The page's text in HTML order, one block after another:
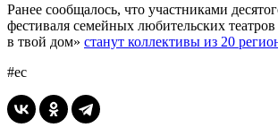
Ранее сообщалось, что участниками
фестиваля семейных любительских
в твой дом» станут коллективы из 20
#ес